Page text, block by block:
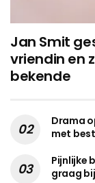
Jan Smit
vriendin en
bekende
Drama
met
Pijnlijke
graag